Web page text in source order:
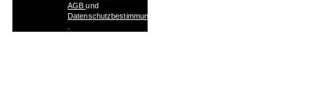
AGBund
Datenschutzbestimmungen